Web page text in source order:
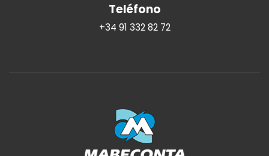
Teléfono
+34 91 332 82 72